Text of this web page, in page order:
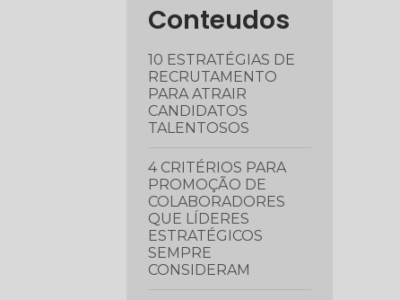
Conteudos
10 ESTRATÉGIAS DE
RECRUTAMENTO
PARA ATRAIR
CANDIDATOS
TALENTOSOS
4 CRITÉRIOS PARA
PROMOÇÃO DE
COLABORADORES
QUE LÍDERES
ESTRATÉGICOS
SEMPRE
CONSIDERAM